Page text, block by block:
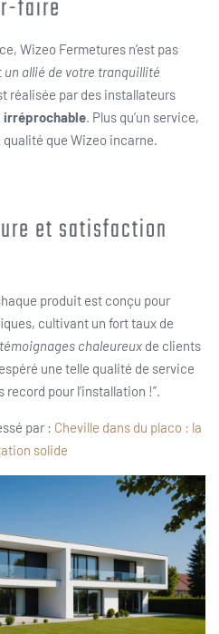
faire
Wizeo Fermetures n’est pas
un allié de votre tranquillité
réalisée par des installateurs
. Plus qu’un service,
qualité que Wizeo incarne.
et satisfaction
produit est conçu pour
cultivant un fort taux de
témoignages chaleureux de clients
une telle qualité de service
pour l’installation !”.
par : Cheville dans du placo : la
solide